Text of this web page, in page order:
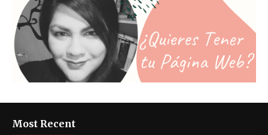
Most Recent